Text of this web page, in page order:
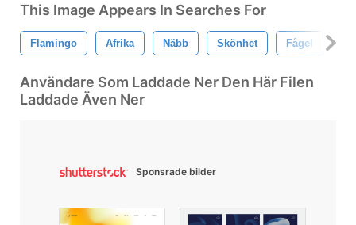
This Image Appears In Searches For
Flamingo Afrika Näbb Skönhet Fågel
Användare Som Laddade Ner Den Här Filen
Laddade Även Ner
Sponsrade bilder